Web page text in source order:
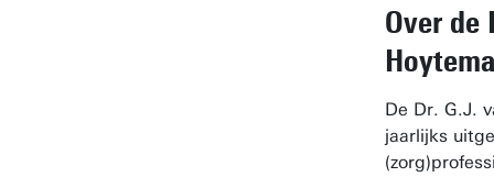
Over de
De Dr. G.J.
jaarlijks